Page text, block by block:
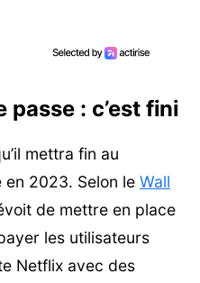
passe : c’est fini
mettra fin au
2023. Selon le Wall
de mettre en place
les utilisateurs
Netflix avec des